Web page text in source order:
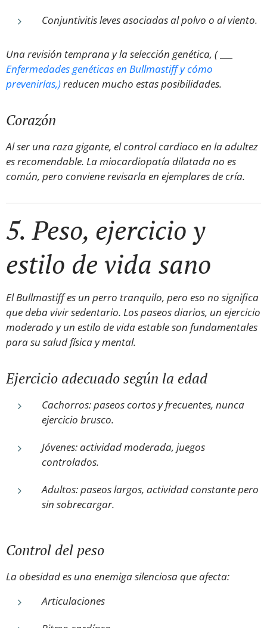
Conjuntivitis leves asociadas al polvo o al viento.
Una revisión temprana y la selección genética, (
Enfermedades genéticas en Bullmastiff y cómo
prevenirlas,)reducen mucho estas posibilidades.
Corazón
Al ser una raza gigante, el control cardiaco en la adultez
es recomendable. La miocardiopatía dilatada no es
común, pero conviene revisarla en ejemplares de cría.
5. Peso, ejercicio y
estilo de vida sano
El Bullmastiff es un perro tranquilo, pero eso no significa
que deba vivir sedentario. Los paseos diarios, un ejercicio
moderado y un estilo de vida estable son fundamentales
para su salud física y mental.
Ejercicio adecuado según la edad
Cachorros: paseos cortos y frecuentes, nunca
ejercicio brusco.
Jóvenes: actividad moderada, juegos
controlados.
Adultos: paseos largos, actividad constante pero
sin sobrecargar.
Control del peso
La obesidad es una enemiga silenciosa que afecta:
Articulaciones